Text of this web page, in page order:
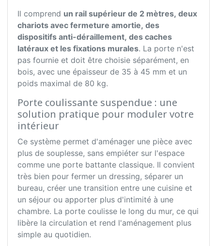
Il comprend un rail supérieur de 2 mètres, deux
chariots avec fermeture amortie, des
dispositifs anti-déraillement, des caches
latéraux et les fixations murales. La porte n'est
pas fournie et doit être choisie séparément, en
bois, avec une épaisseur de 35 à 45 mm et un
poids maximal de 80 kg.
Porte coulissante suspendue : une
solution pratique pour moduler votre
intérieur
Ce système permet d'aménager une pièce avec
plus de souplesse, sans empiéter sur l'espace
comme une porte battante classique. Il convient
très bien pour fermer un dressing, séparer un
bureau, créer une transition entre une cuisine et
un séjour ou apporter plus d'intimité à une
chambre. La porte coulisse le long du mur, ce qui
libère la circulation et rend l'aménagement plus
simple au quotidien.